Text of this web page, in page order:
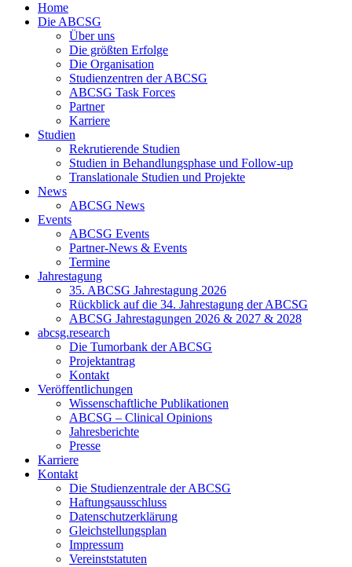
Home
Die ABCSG
Über uns
Die größten Erfolge
Die Organisation
Studienzentren der ABCSG
ABCSG Task Forces
Partner
Karriere
Studien
Rekrutierende Studien
Studien in Behandlungsphase und Follow-up
Translationale Studien und Projekte
News
ABCSG News
Events
ABCSG Events
Partner-News & Events
Termine
Jahrestagung
35. ABCSG Jahrestagung 2026
Rückblick auf die 34. Jahrestagung der ABCSG
ABCSG Jahrestagungen 2026 & 2027 & 2028
abcsg.research
Die Tumorbank der ABCSG
Projektantrag
Kontakt
Veröffentlichungen
Wissenschaftliche Publikationen
ABCSG – Clinical Opinions
Jahresberichte
Presse
Karriere
Kontakt
Die Studienzentrale der ABCSG
Haftungsausschluss
Datenschutzerklärung
Gleichstellungsplan
Impressum
Vereinststatuten